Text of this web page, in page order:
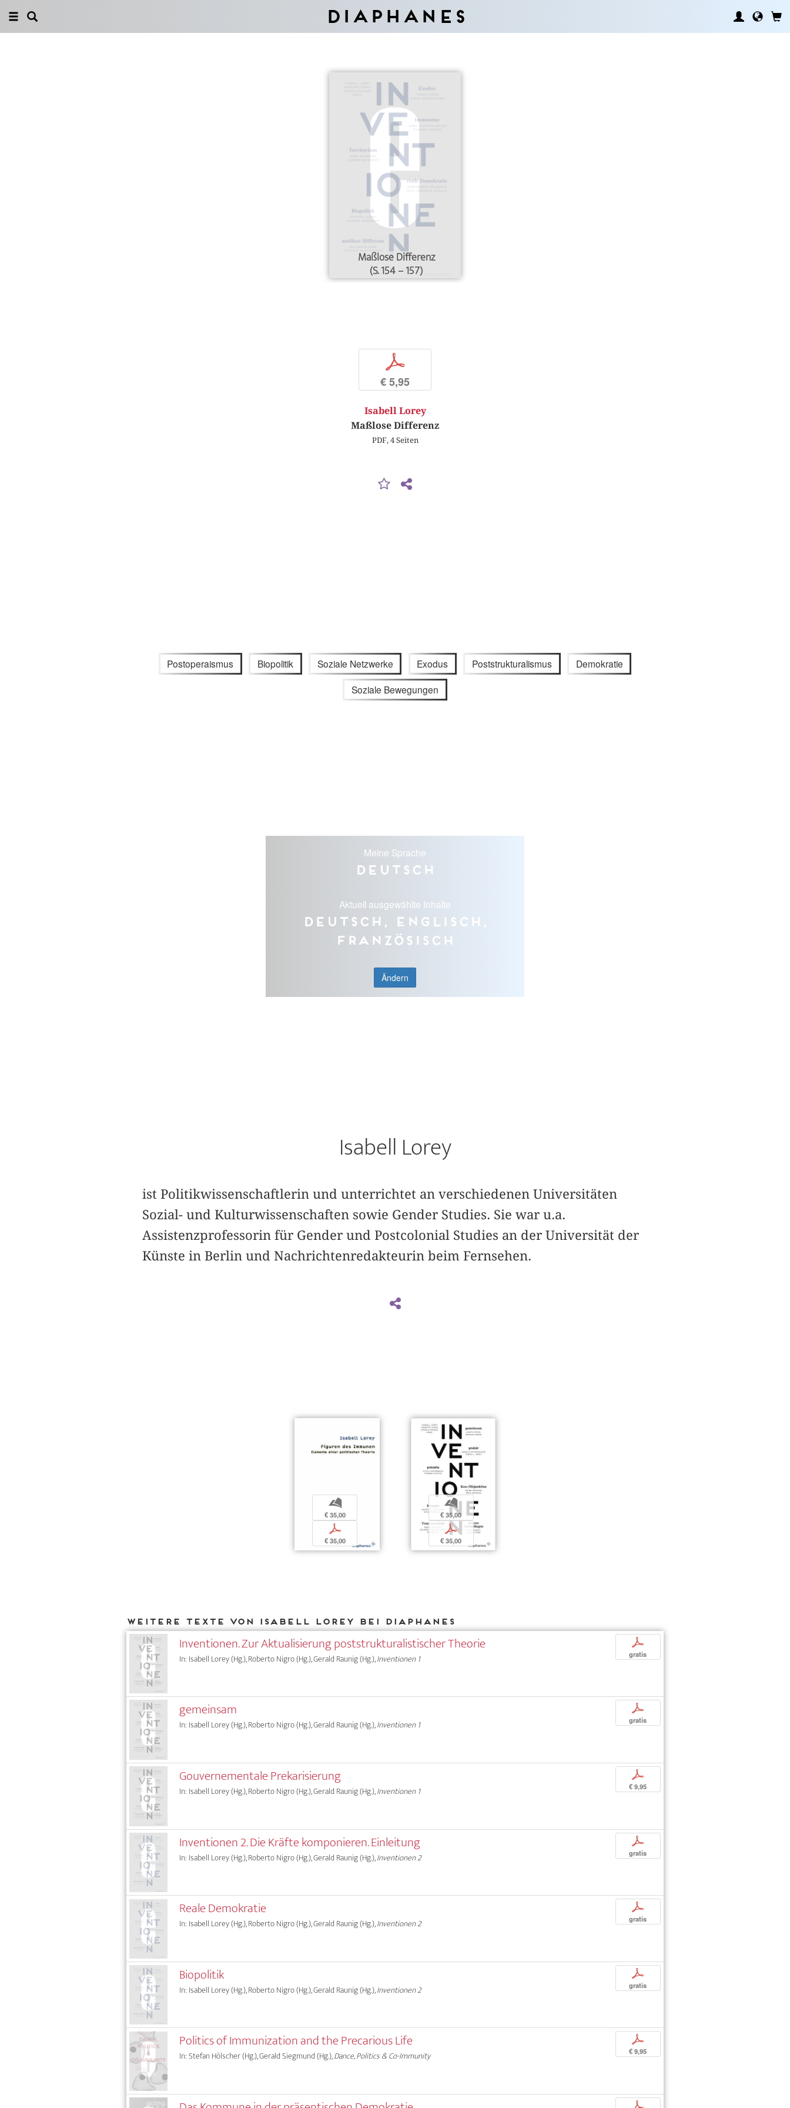
Diaphanes
Maßlose Differenz
(S. 154 – 157)
p
€ 5,95
Isabell Lorey
Maßlose Differenz
PDF, 4 Seiten
Postoperaismus Biopolitik Soziale Netzwerke Exodus Poststrukturalismus Demokratie
Soziale Bewegungen
Meine Sprache
Deutsch
Aktuell ausgewählte Inhalte
Deutsch, Englisch,
Französisch
Ändern
Isabell Lorey
ist Politikwissenschaftlerin und unterrichtet an verschiedenen Universitäten
Sozial- und Kulturwissenschaften sowie Gender Studies. Sie war u.a.
Assistenzprofessorin für Gender und Postcolonial Studies an der Universität der
Künste in Berlin und Nachrichtenredakteurin beim Fernsehen.
b
€ 35,00
p
€ 35,00
b
€ 35,00
p
€ 35,00
Weitere Texte von Isabell Lorey bei DIAPHANES
Inventionen. Zur Aktualisierung poststrukturalistischer Theorie
In: Isabell Lorey (Hg.), Roberto Nigro (Hg.), Gerald Raunig (Hg.),Inventionen 1
p
gratis
gemeinsam
In: Isabell Lorey (Hg.), Roberto Nigro (Hg.), Gerald Raunig (Hg.),Inventionen 1
p
gratis
Gouvernementale Prekarisierung
In: Isabell Lorey (Hg.), Roberto Nigro (Hg.), Gerald Raunig (Hg.),Inventionen 1
p
€ 9,95
Inventionen 2. Die Kräfte komponieren. Einleitung
In: Isabell Lorey (Hg.), Roberto Nigro (Hg.), Gerald Raunig (Hg.),Inventionen 2
p
gratis
Reale Demokratie
In: Isabell Lorey (Hg.), Roberto Nigro (Hg.), Gerald Raunig (Hg.),Inventionen 2
p
gratis
Biopolitik
In: Isabell Lorey (Hg.), Roberto Nigro (Hg.), Gerald Raunig (Hg.),Inventionen 2
p
gratis
Politics of Immunization and the Precarious Life
In: Stefan Hölscher (Hg.), Gerald Siegmund (Hg.),Dance, Politics & Co-Immunity
p
€ 9,95